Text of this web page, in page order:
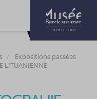
Expositions passées
LITUANIENNE